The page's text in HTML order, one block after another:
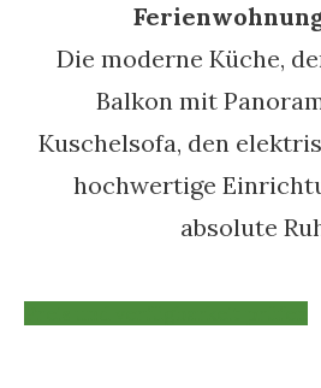
Die moderne Küche,
Balkon mit
Kuschelsofa, den
hochwertige
absolute